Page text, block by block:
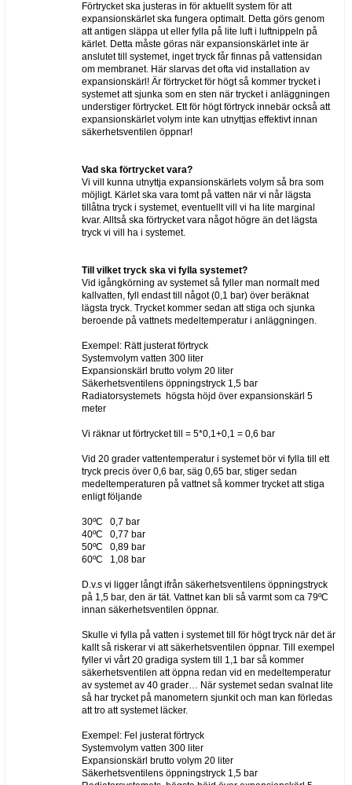
Förtrycket ska justeras in för aktuellt system för att
expansionskärlet ska fungera optimalt. Detta görs genom
att antigen släppa ut eller fylla på lite luft i luftnippeln på
kärlet. Detta måste göras när expansionskärlet inte är
anslutet till systemet, inget tryck får finnas på vattensidan
om membranet. Här slarvas det ofta vid installation av
expansionskärl! Är förtrycket för högt så kommer trycket i
systemet att sjunka som en sten när trycket i anläggningen
understiger förtrycket. Ett för högt förtryck innebär också att
expansionskärlet volym inte kan utnyttjas effektivt innan
säkerhetsventilen öppnar!
Vad ska förtrycket vara?
Vi vill kunna utnyttja expansionskärlets volym så bra som
möjligt. Kärlet ska vara tomt på vatten när vi når lägsta
tillåtna tryck i systemet, eventuellt vill vi ha lite marginal
kvar. Alltså ska förtrycket vara något högre än det lägsta
tryck vi vill ha i systemet.
Till vilket tryck ska vi fylla systemet?
Vid igångkörning av systemet så fyller man normalt med
kallvatten, fyll endast till något (0,1 bar) över beräknat
lägsta tryck. Trycket kommer sedan att stiga och sjunka
beroende på vattnets medeltemperatur i anläggningen.
Exempel: Rätt justerat förtryck
Systemvolym vatten 300 liter
Expansionskärl brutto volym 20 liter
Säkerhetsventilens öppningstryck 1,5 bar
Radiatorsystemets högsta höjd över expansionskärl 5
meter
Vi räknar ut förtrycket till = 5*0,1+0,1 = 0,6 bar
Vid 20 grader vattentemperatur i systemet bör vi fylla till ett
tryck precis över 0,6 bar, säg 0,65 bar, stiger sedan
medeltemperaturen på vattnet så kommer trycket att stiga
enligt följande
30ºC 0,7 bar
40ºC 0,77 bar
50ºC 0,89 bar
60ºC 1,08 bar
D.v.s vi ligger långt ifrån säkerhetsventilens öppningstryck
på 1,5 bar, den är tät. Vattnet kan bli så varmt som ca 79ºC
innan säkerhetsventilen öppnar.
Skulle vi fylla på vatten i systemet till för högt tryck när det är
kallt så riskerar vi att säkerhetsventilen öppnar. Till exempel
fyller vi vårt 20 gradiga system till 1,1 bar så kommer
säkerhetsventilen att öppna redan vid en medeltemperatur
av systemet av 40 grader… När systemet sedan svalnat lite
så har trycket på manometern sjunkit och man kan förledas
att tro att systemet läcker.
Exempel: Fel justerat förtryck
Systemvolym vatten 300 liter
Expansionskärl brutto volym 20 liter
Säkerhetsventilens öppningstryck 1,5 bar